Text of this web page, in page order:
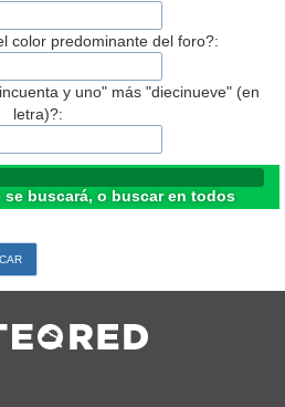
color predominante del foro?:
y uno" más "diecinueve" (en
letra)?:
buscará, o buscar en todos